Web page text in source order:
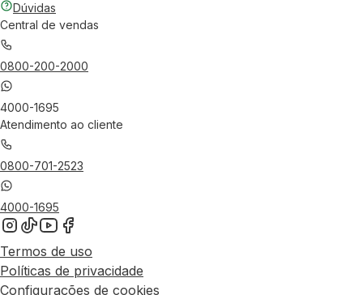
Dúvidas
Central de vendas
0800-200-2000
4000-1695
Atendimento ao cliente
0800-701-2523
4000-1695
Termos de uso
Políticas de privacidade
Configurações de cookies